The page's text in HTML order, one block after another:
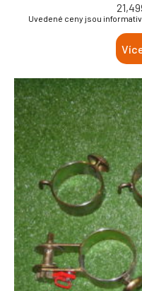
Uvedené ceny jsou